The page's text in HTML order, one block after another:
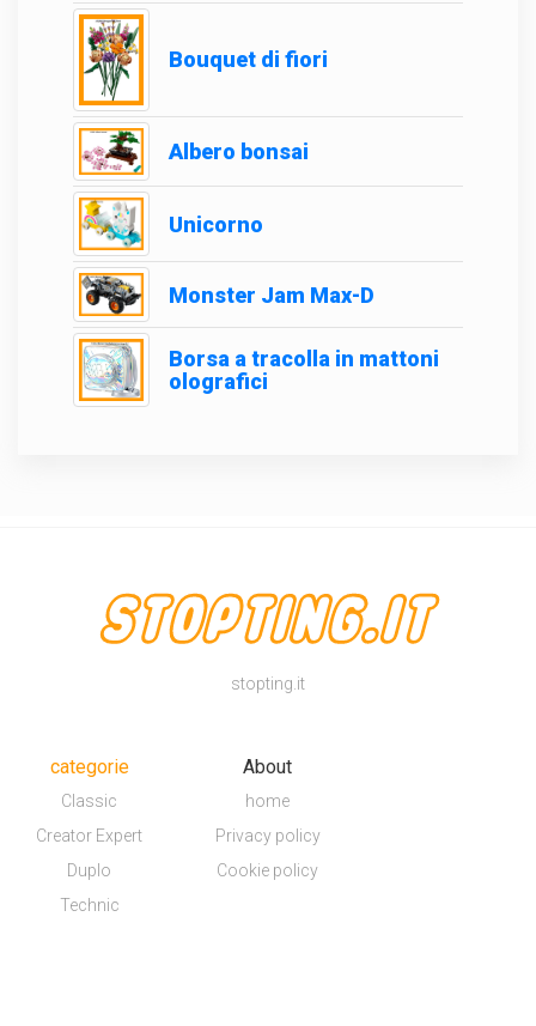
Bouquet di fiori
Albero bonsai
Unicorno
Monster Jam Max-D
Borsa a tracolla in mattoni
olografici
stopting.it
categorie
Classic
Creator Expert
Duplo
Technic
About
home
Privacy policy
Cookie policy